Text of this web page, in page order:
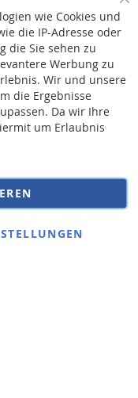
von 15,00 € auf die
wie Cookies und
die IP-Adresse oder
die Sie sehen zu
Werbung zu
Wir und unsere
die Ergebnisse
Da wir Ihre
um Erlaubnis